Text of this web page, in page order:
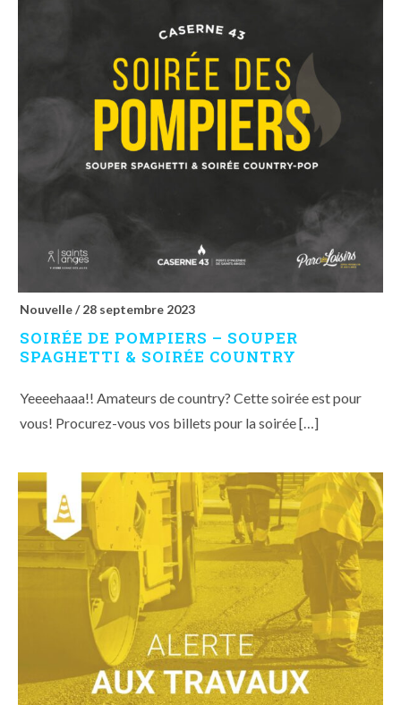
Nouvelle /28 septembre 2023
SOIRÉE DE POMPIERS – SOUPER
SPAGHETTI & SOIRÉE COUNTRY
Yeeeehaaa!! Amateurs de country? Cette soirée est pour
vous! Procurez-vous vos billets pour la soirée […]